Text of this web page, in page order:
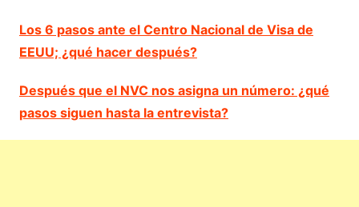
Los 6 pasos ante el Centro Nacional de Visa de
EEUU; ¿qué hacer después?
Después que el NVC nos asigna un número: ¿qué
pasos siguen hasta la entrevista?